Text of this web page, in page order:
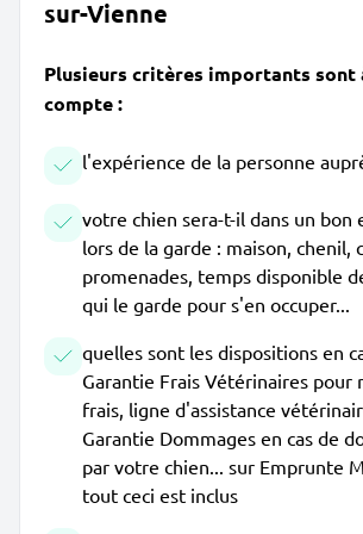
sur-Vienne
Plusieurs critères importants sont
compte :
l'expérience de la personne
votre chien sera-t-il dans un bon
lors de la garde : maison, chenil,
promenades, temps disponible
qui le garde pour s'en occuper...
quelles sont les dispositions en
Garantie Frais Vétérinaires pour
frais, ligne d'assistance
Garantie Dommages en cas de
par votre chien... sur Emprunte
tout ceci est inclus